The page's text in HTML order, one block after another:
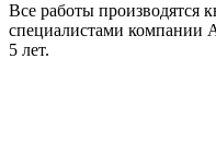
Все работы производятся
специалистами компании
5 лет.